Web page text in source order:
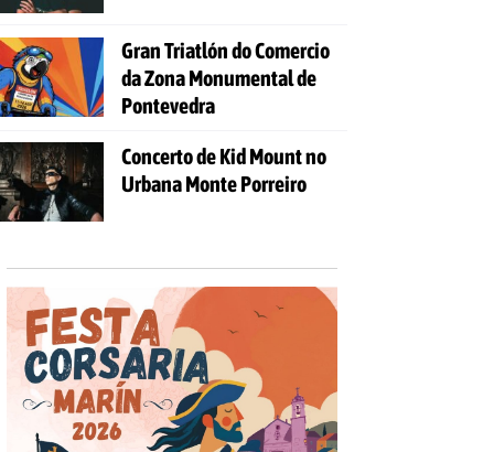
Gran Triatlón do Comercio
da Zona Monumental de
Pontevedra
Concerto de Kid Mount no
Urbana Monte Porreiro